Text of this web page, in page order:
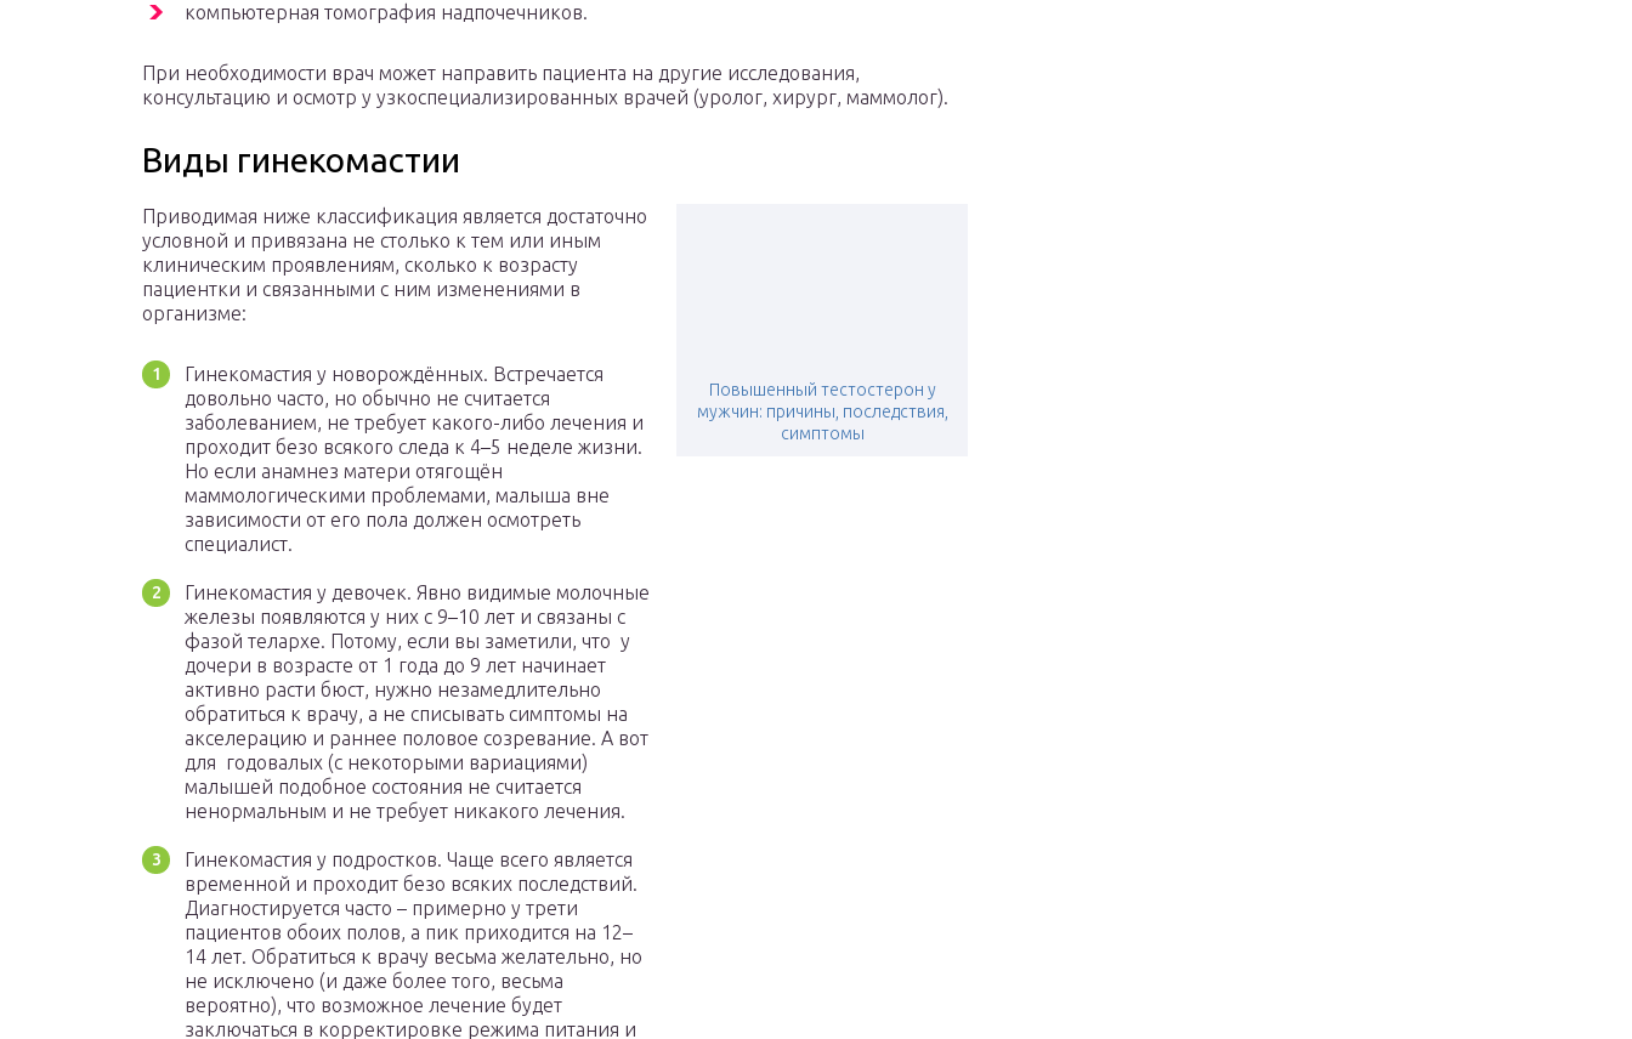
компьютерная томография надпочечников.
При необходимости врач может направить пациента на другие исследования,
консультацию и осмотр у узкоспециализированных врачей (уролог, хирург, маммолог).
Виды гинекомастии
Повышенный тестостерон у
мужчин: причины, последствия,
симптомы
Приводимая ниже классификация является достаточно
условной и привязана не столько к тем или иным
клиническим проявлениям, сколько к возрасту
пациентки и связанными с ним изменениями в
организме:
Гинекомастия у новорождённых. Встречается
довольно часто, но обычно не считается
заболеванием, не требует какого-либо лечения и
проходит безо всякого следа к 4–5 неделе жизни.
Но если анамнез матери отягощён
маммологическими проблемами, малыша вне
зависимости от его пола должен осмотреть
специалист.
Гинекомастия у девочек. Явно видимые молочные
железы появляются у них с 9–10 лет и связаны с
фазой телархе. Потому, если вы заметили, что у
дочери в возрасте от 1 года до 9 лет начинает
активно расти бюст, нужно незамедлительно
обратиться к врачу, а не списывать симптомы на
акселерацию и раннее половое созревание. А вот
для годовалых (с некоторыми вариациями)
малышей подобное состояния не считается
ненормальным и не требует никакого лечения.
Гинекомастия у подростков. Чаще всего является
временной и проходит безо всяких последствий.
Диагностируется часто – примерно у трети
пациентов обоих полов, а пик приходится на 12–
14 лет. Обратиться к врачу весьма желательно, но
не исключено (и даже более того, весьма
вероятно), что возможное лечение будет
заключаться в корректировке режима питания и